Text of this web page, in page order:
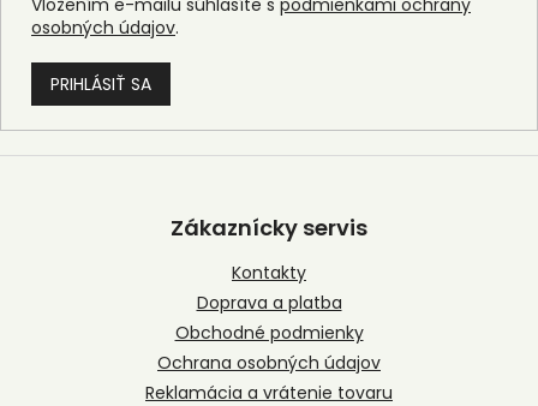
Vložením e-mailu súhlasíte s podmienkami ochrany
osobných údajov.
PRIHLÁSIŤ SA
Z
Zákaznícky servis
Kontakty
Doprava a platba
Obchodné podmienky
Ochrana osobných údajov
Reklamácia a vrátenie tovaru